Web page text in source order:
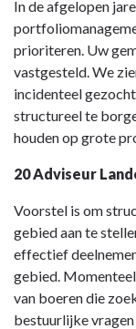
In de afgelopen
prioriteren. Uw
vastgesteld. We
incidenteel
structureel te
houden op grote
20 Adviseur
Voorstel is om
gebied aan te
effectief
gebied.
van boeren die
bestuurlijke